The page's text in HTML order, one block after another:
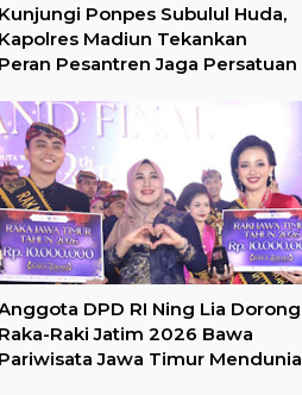
Kunjungi Ponpes Subulul Huda,
Kapolres Madiun Tekankan
Peran Pesantren Jaga Persatuan
DPD RI Ning Lia Dorong
Raka-Raki Jatim 2026 Bawa
Pariwisata Jawa Timur Mendunia